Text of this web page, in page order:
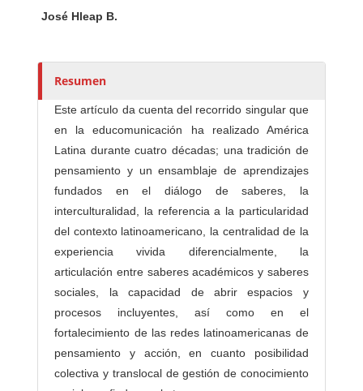
u
o
e
José Hleap B.
Resumen
Este artículo da cuenta del recorrido singular que
en la educomunicación ha realizado América
Latina durante cuatro décadas; una tradición de
pensamiento y un ensamblaje de aprendizajes
fundados en el diálogo de saberes, la
interculturalidad, la referencia a la particularidad
del contexto latinoamericano, la centralidad de la
experiencia vivida diferencialmente, la
articulación entre saberes académicos y saberes
sociales, la capacidad de abrir espacios y
procesos incluyentes, así como en el
fortalecimiento de las redes latinoamericanas de
pensamiento y acción, en cuanto posibilidad
colectiva y translocal de gestión de conocimiento